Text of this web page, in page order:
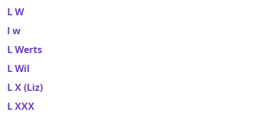
L W
l w
L Werts
L Wil
L X (Liz)
L XXX